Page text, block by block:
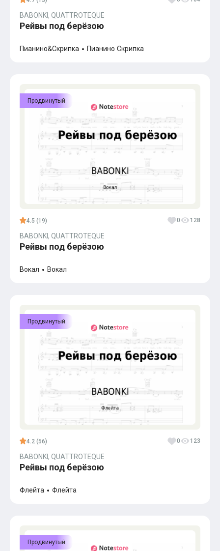
BABONKI, QUATTROTEQUE
Рейвы под берёзою
Пианино&Скрипка Пианино Скрипка
Продвинутый
4.5 (19) 0 128
BABONKI, QUATTROTEQUE
Рейвы под берёзою
Вокал Вокал
Продвинутый
4.2 (56) 0 123
BABONKI, QUATTROTEQUE
Рейвы под берёзою
Флейта Флейта
Продвинутый